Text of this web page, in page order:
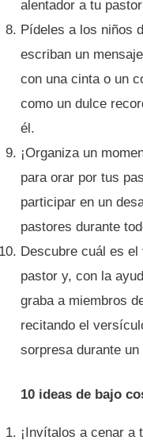
alentador a tu
Pídeles a los niños
escriban un
con una cinta o un
como un dulce
él.
¡Organiza un
para orar por tus
participar en un
pastores durante
Descubre cuál es
pastor y, con la
graba a miembros
recitando el
sorpresa durante
10 ideas de bajo
¡Invítalos a cenar a